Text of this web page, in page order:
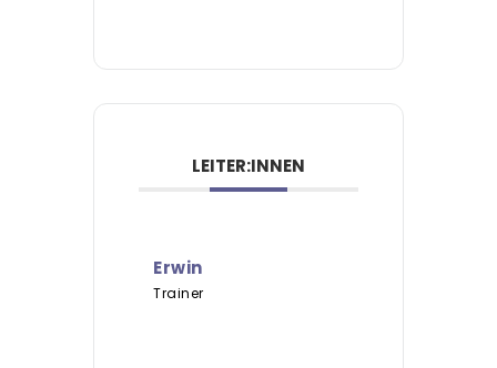
LEITER:INNEN
Erwin
Trainer